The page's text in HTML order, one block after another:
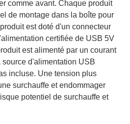
comme avant. Chaque produit
de montage dans la boîte pour
est doté d'un connecteur
certifiée de USB 5V
est alimenté par un courant
d'alimentation USB
incluse. Une tension plus
surchauffe et endommager
potentiel de surchauffe et